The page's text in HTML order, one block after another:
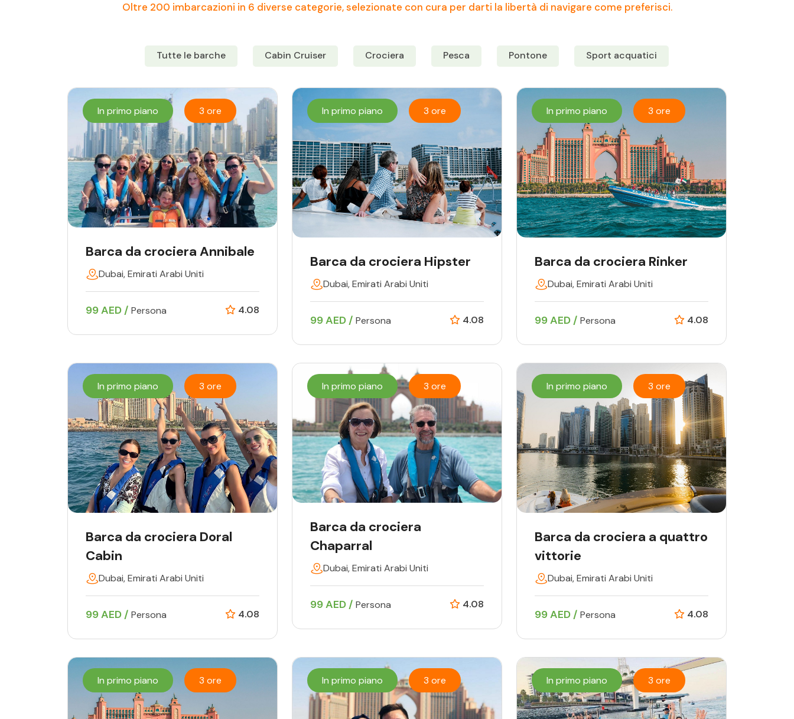
Oltre 200 imbarcazioni in 6 diverse categorie, selezionate con cura per darti la libertà di navigare come preferisci.
Tutte le barche Cabin Cruiser Crociera Pesca Pontone Sport acquatici
In primo piano 3 ore
Barca da crociera Annibale
Dubai, Emirati Arabi Uniti
99 AED / Persona 4.08
In primo piano 3 ore
Barca da crociera Hipster
Dubai, Emirati Arabi Uniti
99 AED / Persona 4.08
In primo piano 3 ore
Barca da crociera Rinker
Dubai, Emirati Arabi Uniti
99 AED / Persona 4.08
In primo piano 3 ore
Barca da crociera Doral
Cabin
Dubai, Emirati Arabi Uniti
99 AED / Persona 4.08
In primo piano 3 ore
Barca da crociera
Chaparral
Dubai, Emirati Arabi Uniti
99 AED / Persona 4.08
In primo piano 3 ore
Barca da crociera a quattro
vittorie
Dubai, Emirati Arabi Uniti
99 AED / Persona 4.08
In primo piano 3 ore In primo piano 3 ore In primo piano 3 ore